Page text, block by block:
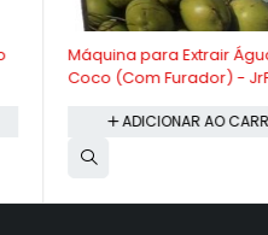
-9%
Máquina para Extrair
Coco (Com Furador) -
ADICIONAR AO